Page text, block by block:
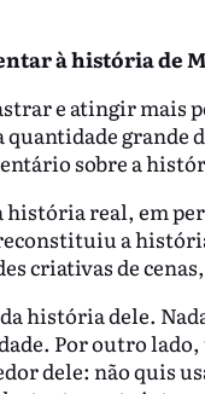
à história de
e atingir mais
grande
sobre a
história real, em
a
criativas de
história dele.
Por outro
dele: não quis